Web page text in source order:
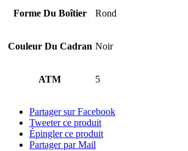
Forme Du Boîtier Rond
Couleur Du Cadran Noir
ATM 5
Partager sur Facebook
Tweeter ce produit
Épingler ce produit
Partager par Mail